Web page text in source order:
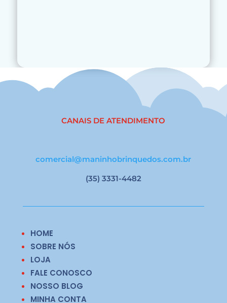
CANAIS DE ATENDIMENTO
comercial@maninhobrinquedos.com.br
(35) 3331-4482
HOME
SOBRE NÓS
LOJA
FALE CONOSCO
NOSSO BLOG
MINHA CONTA